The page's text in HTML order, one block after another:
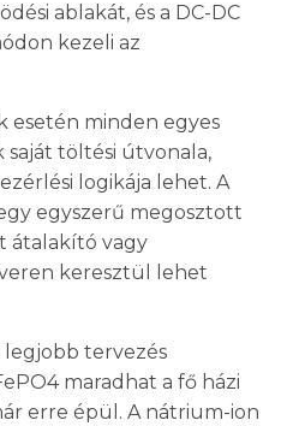
ablakát, és a DC-DC
kezeli az
esetén minden egyes
töltési útvonala,
logikája lehet. A
egyszerű megosztott
átalakító vagy
keresztül lehet
legjobb tervezés
maradhat a fő házi
erre épül. A nátrium-ion